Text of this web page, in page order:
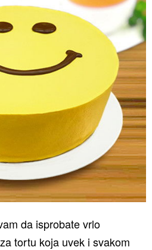
da isprobate vrlo
tortu koja uvek i svakom